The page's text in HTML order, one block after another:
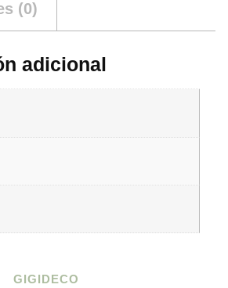
(0)
adicional
GIGIDECO